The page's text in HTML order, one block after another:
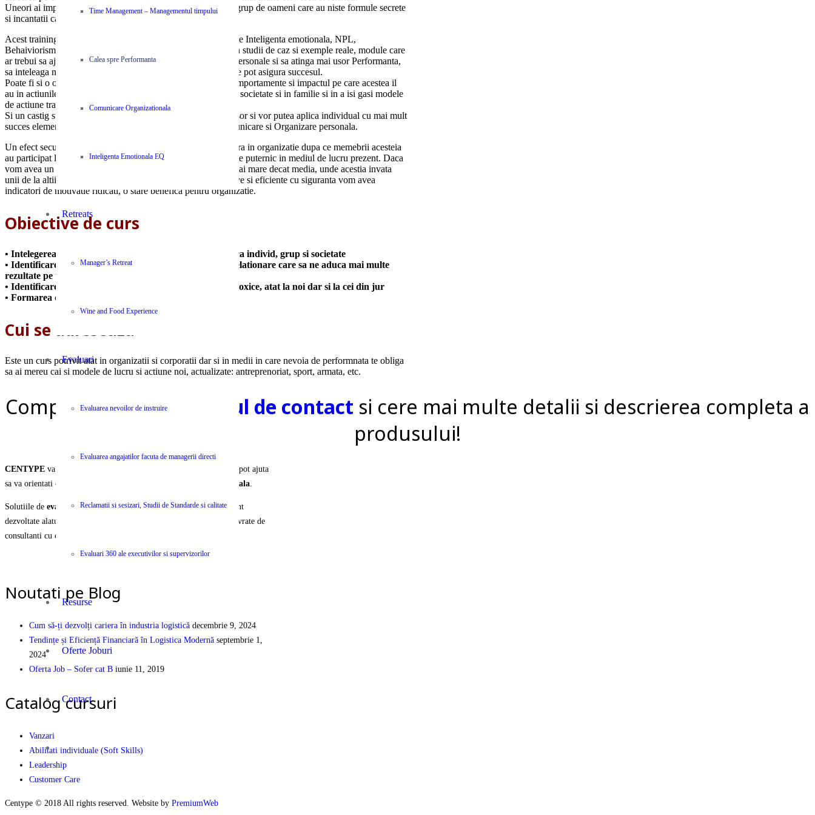
Time Management – Managementul timpului
Calea spre Performanta
Comunicare Organizationala
Inteligenta Emotionala EQ
Retreats
Manager’s Retreat
Wine and Food Experience
Evaluari
Evaluarea nevoilor de instruire
Evaluarea angajatilor facuta de managerii directi
Reclamatii si sesizari, Studii de Standarde si calitate
Evaluari 360 ale executivilor si supervizorilor
Resurse
Oferte Joburi
Contact
Uneori ai impresia ca exista o conspiratie a performantei, un grup de oameni care au niste formule secrete
si incantatii care le garanteaza succesul.
Acest training iti ofera un set complet si complex de notiuni de Inteligenta emotionala, NPL,
Behaiviorism si psiholgie aplicata, toate explicate simplu, prin studii de caz si exemple reale, module care
ar trebui sa ajute participantii sa isi descopere punctele forte personale si sa atinga mai usor Performanta,
sa inteleaga mai usot mecanismele formale si informale care le pot asigura succesul.
Poate fi si o oportunitate de a isi evalua si masura anumite comportamente si impactul pe care acestea il
au in actiunile personale, in interactiunea sociala la munca, in societate si in familie si in a isi gasi modele
de actiune transformate.
Si un castig suplimentar: participantii vor intelege mult mai usor si vor putea aplica individual cu mai mult
succes elemente de Time Management, Auto-motivare, Comunicare si Organizare personala.
Un efect secundar pozitiv este si cum va fi perceputa atmosfera in organizatie dupa ce memebrii acesteia
au participat la un astfel de curs, acel factor motivational foarte puternic in mediul de lucru prezent. Daca
vom avea un grup unde ponderea oamenilor de succes este mai mare decat media, unde acestia invata
unii de la altii si inteleg si chiar „fura” modele de lucru efective si eficiente cu siguranta vom avea
indicatori de motivatie ridicati, o stare benefica pentru organizatie.
Obiective de curs
• Intelegerea tiparelor dupa care functionam si evoluam ca individ, grup si societate
• Identificarea de potentiale modele de lucru, actiune si relationare care sa ne aduca mai multe
rezultate pe termene mai scurt si cu mai putin efort
• Identificarea de modele de lucru, actiune si relationare toxice, atat la noi dar si la cei din jur
• Formarea de modele de lucru efective si eficiente
Cui se adreseaza
Este un curs potrivit atat in organizatii si corporatii dar si in medii in care nevoia de performnata te obliga
sa ai mereu cai si modele de lucru si actiune noi, actualizate: antreprenoriat, sport, armata, etc.
Completeazachestionarul de contact si cere mai multe detalii si descrierea completa a
produsului!
CENTYPE va pune la dispozitie o selectie unica de servicii care va pot ajuta
sa va orientati organizatia si echipa spre
performanta organizationala
Solutiile de evaluare, instruire, ajustare si operarea activitatii sunt
dezvoltate alaturi de parteneri internationali recunoscuti si va sunt livrate de
consultanti cu experienta si expertiza certificata.
PEOPLE | PARTNERSHIP | PERFORMANCE
Noutati pe Blog
Cum să-ți dezvolți cariera în industria logistică decembrie 9, 2024
Tendințe și Eficiență Financiară în Logistica Modernă septembrie 1,
2024
Oferta Job – Sofer cat B iunie 11, 2019
Catalog cursuri
Vanzari
Abilitati individuale (Soft Skills)
Leadership
Customer Care
Centype © 2018 All rights reserved. Website by PremiumWeb